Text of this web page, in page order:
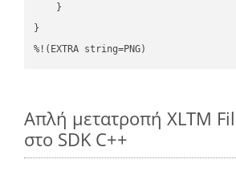
    }
}
%!(EXTRA string=PNG)
Απλή μετατροπή XLTM
στο SDK C++